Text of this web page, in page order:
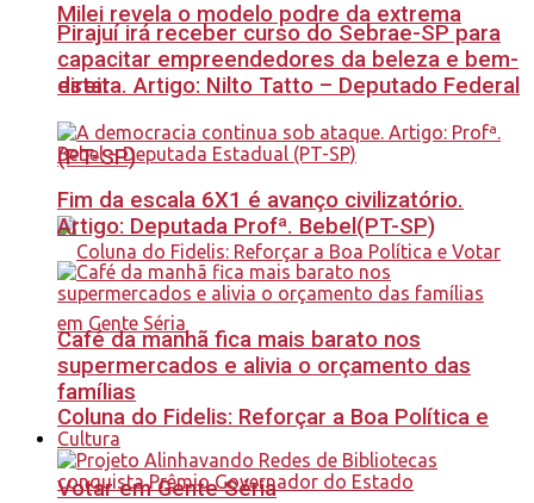
Milei revela o modelo podre da extrema
direita. Artigo: Nilto Tatto – Deputado Federal
(PT-SP)
Coluna do Fidelis: Reforçar a Boa Política e
Votar em Gente Séria
Pirajuí irá receber curso do Sebrae-SP para
capacitar empreendedores da beleza e bem-
estar
Fim da escala 6X1 é avanço civilizatório.
Artigo: Deputada Profª. Bebel(PT-SP)
Café da manhã fica mais barato nos
supermercados e alivia o orçamento das
famílias
Cultura